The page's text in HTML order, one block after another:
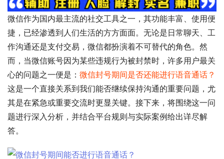
微信作为国内最主流的社交工具之一，其功能丰富、使用便
捷，已经渗透到人们生活的方方面面。无论是日常聊天、工
作沟通还是支付交易，微信都扮演着不可替代的角色。然
而，当微信账号因为某些违规行为被封禁时，许多用户最关
心的问题之一便是： 微信封号期间是否还能进行语音通话？
这是一个直接关系到我们能否继续保持沟通的重要问题，尤
其是在紧急或重要交流时更显关键。接下来，将围绕这一问
题进行深入分析，并结合平台规则与实际案例给出详尽解
答。